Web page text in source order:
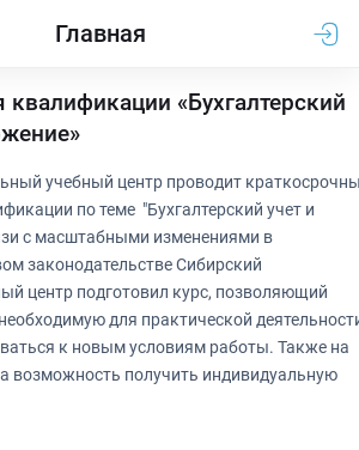
Главная
«Бухгалтерский
учебный центр проводит
по теме "Бухгалтерский учет и
с масштабными изменениями в
законодательстве Сибирский
центр подготовил курс, позволяющий
для практической
к новым условиям работы. Также на
возможность получить индивидуальную